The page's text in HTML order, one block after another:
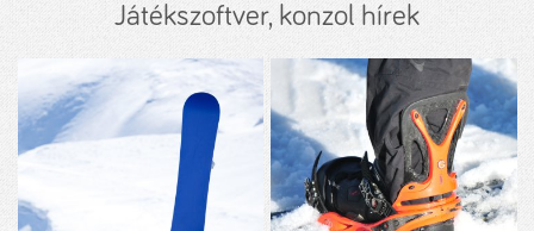
Játékszoftver, konzol hírek